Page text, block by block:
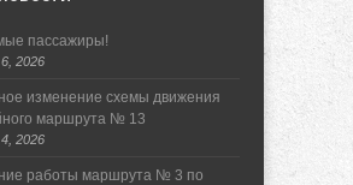
пассажиры!
2026
изменение схемы движения
маршрута № 13
2026
работы маршрута № 3 по